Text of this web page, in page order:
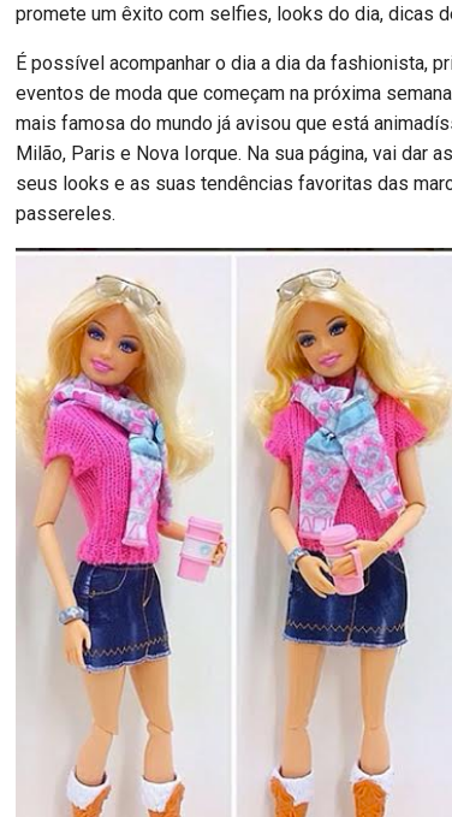
promete um êxito com selfies, looks do dia, dicas
É possível acompanhar o dia a dia da fashionista,
eventos de moda que começam na próxima
mais famosa do mundo já avisou que está
Milão, Paris e Nova Iorque. Na sua página, vai dar
seus looks e as suas tendências favoritas das
passereles.